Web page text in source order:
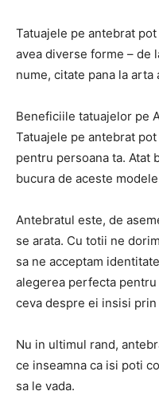
Tatuajele pe antebrat
avea diverse forme – de
nume, citate pana la
Beneficiile tatuajelor pe
Tatuajele pe antebrat
pentru persoana ta. Atat
bucura de aceste
Antebratul este, de
se arata. Cu totii ne
sa ne acceptam
alegerea perfecta
ceva despre ei insisi
Nu in ultimul rand,
ce inseamna ca isi poti
sa le vada.